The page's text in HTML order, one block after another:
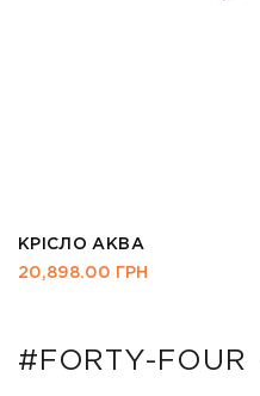
КРІСЛО АКВА
20,898.00 ГРН
#FORTY-FOUR